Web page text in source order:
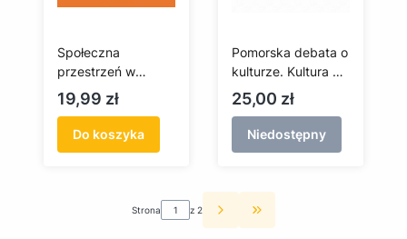
Społeczna
przestrzeń w
średnich miastach
na Pomorzu
Cena
19,99 zł
Do koszyka
Pomorska debata o
kulturze. Kultura na
pograniczu-
pogranicza kultury
Cena
25,00 zł
Niedostępny
Strona z 2 Przejdź do ostatniej